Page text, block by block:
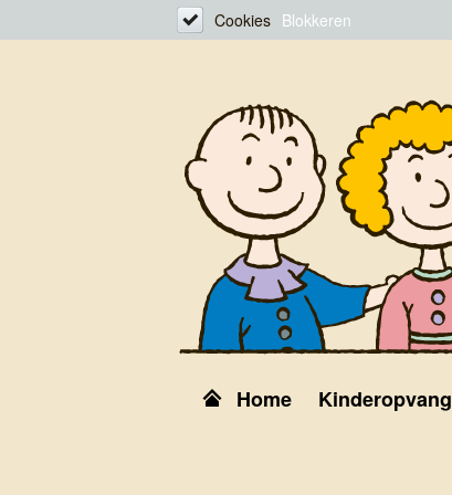
Cookies Blokkeren
Home Kinderopvang